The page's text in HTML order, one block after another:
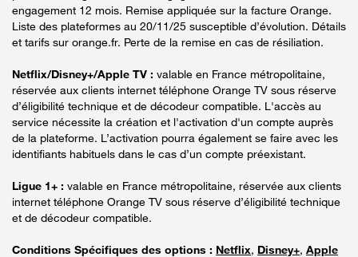
engagement 12 mois. Remise appliquée sur la facture Orange.
Liste des plateformes au 20/11/25 susceptible d’évolution. Détails
et tarifs sur orange.fr. Perte de la remise en cas de résiliation.
Netflix/Disney+/Apple TV : valable en France métropolitaine,
réservée aux clients internet téléphone Orange TV sous réserve
d’éligibilité technique et de décodeur compatible. L'accès au
service nécessite la création et l'activation d'un compte auprès
de la plateforme. L’activation pourra également se faire avec les
identifiants habituels dans le cas d’un compte préexistant.
Ligue 1+ : valable en France métropolitaine, réservée aux clients
internet téléphone Orange TV sous réserve d’éligibilité technique
et de décodeur compatible.
Conditions Spécifiques des options : Netflix, Disney+, Apple